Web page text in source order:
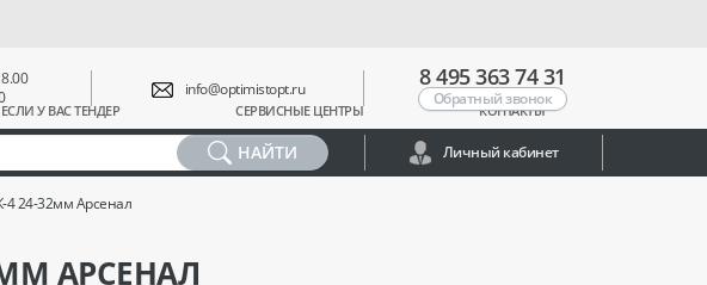
ЕСЛИ У ВАС ТЕНДЕР СЕРВИСНЫЕ ЦЕНТРЫ КОНТАКТЫ
info@optimistopt.ru 8 495 363 74 31
Обратный звонок
НАЙТИ Личный кабинет
24-32мм Арсенал
АРСЕНАЛ